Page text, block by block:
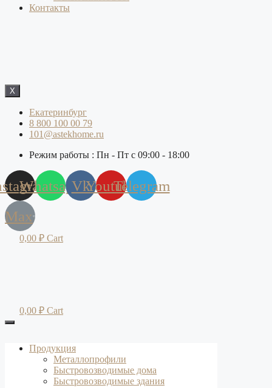
Контакты
X
Екатеринбург
8 800 100 00 79
101@astekhome.ru
Режим работы : Пн - Пт с 09:00 - 18:00
WhatsappVkYoutubeTelegram
Max
0,00 ₽ Cart
0,00 ₽ Cart
Продукция
Металлопрофили
Быстровозводимые дома
Быстровозводимые здания